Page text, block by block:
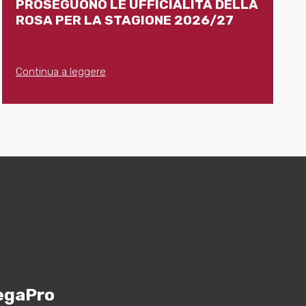
PROSEGUONO LE UFFICIALITÀ DELLA
ROSA PER LA STAGIONE 2026/27
Continua a leggere